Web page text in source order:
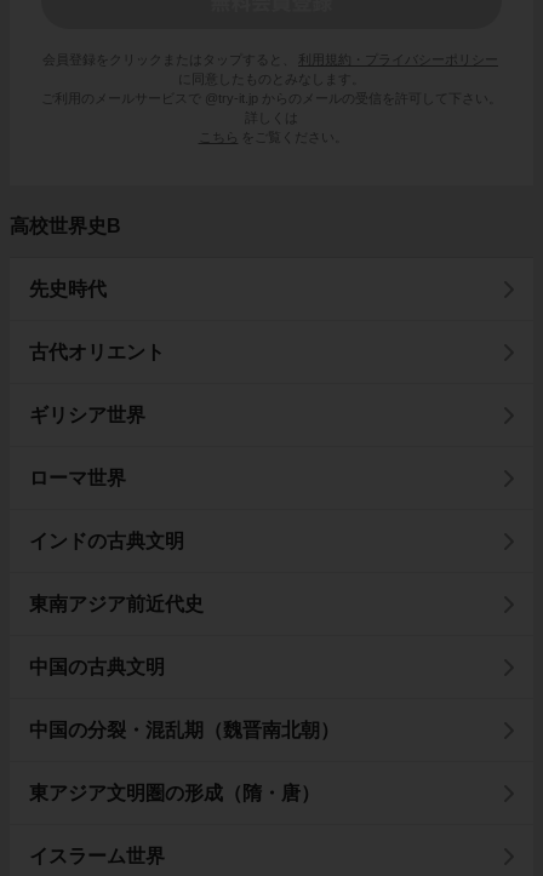
会員登録をクリックまたはタップすると、
利用規約・プライバシーポリシー
に同意したものとみなします。
ご利用のメールサービスで @try-it.jp からのメールの受信を許可して下さい。
詳しくは
こちら
をご覧ください。
高校世界史B
先史時代
古代オリエント
ギリシア世界
ローマ世界
インドの古典文明
東南アジア前近代史
中国の古典文明
中国の分裂・混乱期（魏晋南北朝）
東アジア文明圏の形成（隋・唐）
イスラーム世界